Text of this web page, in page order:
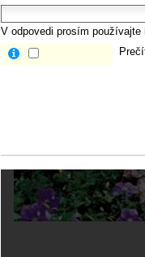
V odpovedi prosím